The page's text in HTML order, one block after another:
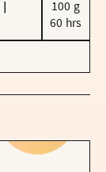
100 g
60 hrs